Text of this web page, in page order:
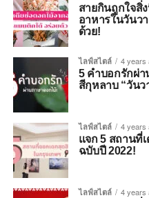
สายกินถูกใจสิ่
อาหารในวันว
ด้วย!
ไลฟ์สไตล์ 4 years
5 คำบอกรักผ่
สีกุหลาบ “วันว
ไลฟ์สไตล์ 4 years
แจก 5 สถานที่
ฉบับปี 2022!
ไลฟ์สไตล์ 4 years